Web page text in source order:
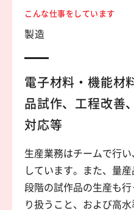
こんな仕事をしています
製造
電子材料・機能材
品試作、工程改善
対応等
生産業務はチームで行
しています。また、量
段階の試作品の生産も
り扱うこと、および高